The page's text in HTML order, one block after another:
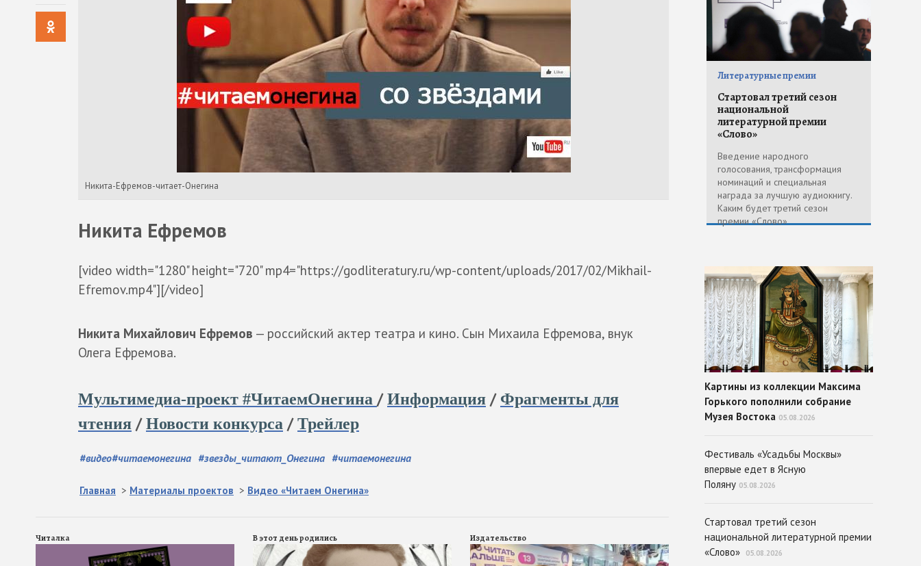
Никита-Ефремов-читает-Онегина
Никита Ефремов
[video width="1280" height="720" mp4="https://godliteratury.ru/wp-content/uploads/2017/02/Mikhail-
Efremov.mp4"][/video]
Никита Михайлович Ефремов — российский актер театра и кино. Сын Михаила Ефремова, внук
Олега Ефремова.
Мультимедиа-проект #ЧитаемОнегина /Информация / Фрагменты для
чтения /Новости конкурса /Трейлер
#видео#читаемонегина #звезды_читают_Онегина #читаемонегина
Главная > Материалы проектов > Видео «Читаем Онегина»
Читалка В этот день родились Издательство
Литературные премии
Стартовал третий сезон
национальной
литературной премии
«Слово»
Введение народного
голосования, трансформация
номинаций и специальная
награда за лучшую аудиокнигу.
Каким будет третий сезон
премии «Слово»
Картины из коллекции Максима
Горького пополнили собрание
Музея Востока 05.08.2026
Фестиваль «Усадьбы Москвы»
впервые едет в Ясную
Поляну 05.08.2026
Стартовал третий сезон
национальной литературной премии
«Слово»
05.08.2026